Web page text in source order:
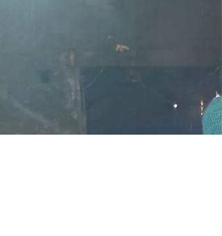
diferente na Noruega
O Capitão Jeferson D'Avila, responsável
pelo Corpo (igreja) de Quaraí/RS integrou o
grupo de mais de 20 capelões do Exército